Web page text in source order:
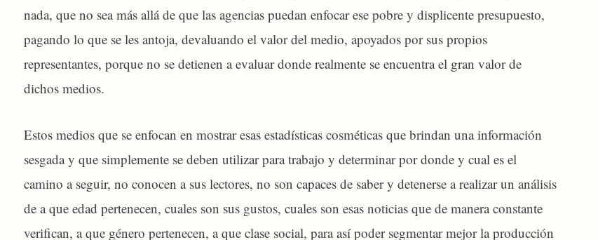
nada, que no sea más allá de que las agencias puedan enfocar ese pobre y displicente presupuesto,
pagando lo que se les antoja, devaluando el valor del medio, apoyados por sus propios
representantes, porque no se detienen a evaluar donde realmente se encuentra el gran valor de
dichos medios.
Estos medios que se enfocan en mostrar esas estadísticas cosméticas que brindan una información
sesgada y que simplemente se deben utilizar para trabajo y determinar por donde y cual es el
camino a seguir, no conocen a sus lectores, no son capaces de saber y detenerse a realizar un análisis
de a que edad pertenecen, cuales son sus gustos, cuales son esas noticias que de manera constante
verifican, a que género pertenecen, a que clase social, para así poder segmentar mejor la producción